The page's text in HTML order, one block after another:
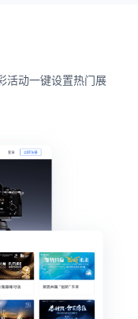
活动一键设置热门展